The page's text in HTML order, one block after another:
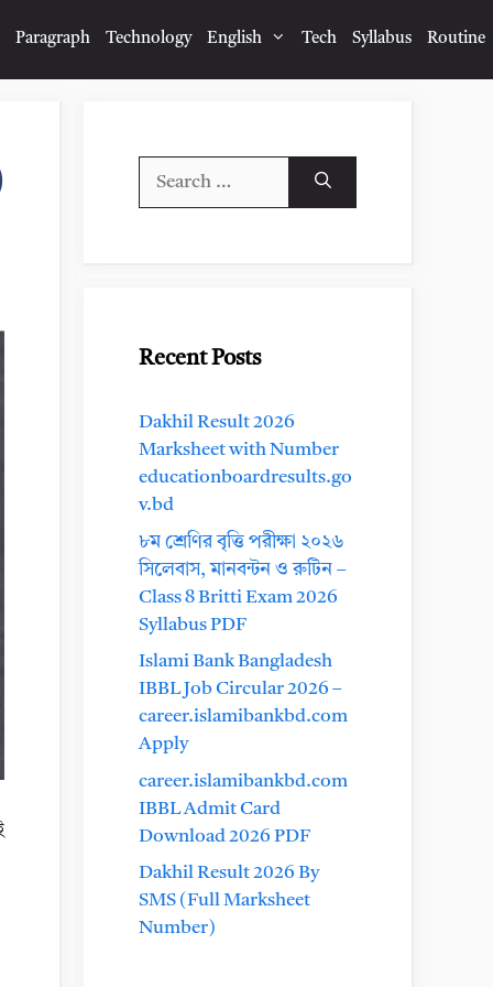
Paragraph Technology English Tech Syllabus Routine
Recent Posts
Dakhil Result 2026
Marksheet with Number
educationboardresults.go
v.bd
৮ম শ্রেণির বৃত্তি পরীক্ষা ২০২৬
সিলেবাস, মানবন্টন ও রুটিন –
Class 8 Britti Exam 2026
Syllabus PDF
Islami Bank Bangladesh
IBBL Job Circular 2026 –
career.islamibankbd.com
Apply
career.islamibankbd.com
IBBL Admit Card
Download 2026 PDF
Dakhil Result 2026 By
SMS (Full Marksheet
Number)